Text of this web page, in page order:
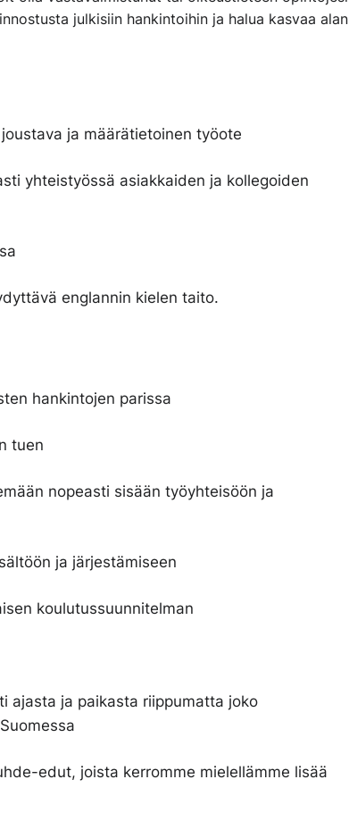
julkisiin hankintoihin ja halua kasvaa alan
ja määrätietoinen työote
yhteistyössä asiakkaiden ja kollegoiden
englannin kielen taito.
hankintojen parissa
tuen
nopeasti sisään työyhteisöön ja
ja järjestämiseen
koulutussuunnitelman
ajasta ja paikasta riippumatta joko
edut, joista kerromme mielellämme lisää